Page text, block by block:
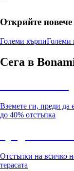
Открийте повече
Големи кърпиГолеми
Сега в
Вземете ги, преди да
до 40% отстъпка
Отстъпки на всичко
терасата